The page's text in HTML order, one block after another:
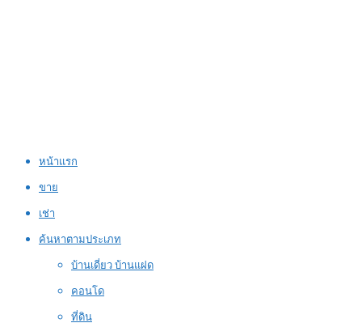
หน้าแรก
ขาย
เช่า
ค้นหาตามประเภท
บ้านเดี่ยว บ้านแฝด
คอนโด
ที่ดิน